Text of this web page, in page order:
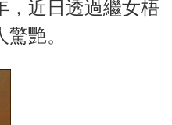
，近日透過繼女梧
艷。